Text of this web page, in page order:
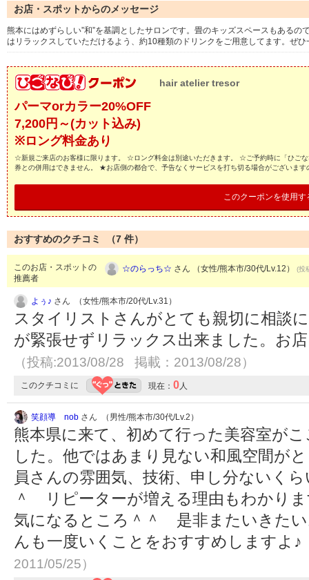
お店・スポットからのメッセージ
熊本にはめずらしい”和”を基調としたサロンです。畳のキッズスペースもある
はリラックスしていただけるよう、約10種類のドリンクをご用意してます。ぜ
hair atelier tresor
パーマorカラー20%OFF
7,200円～(カット込み)
※ロング料金あり
☆新規ご来店のお客様に限ります。 ☆ロング料金は別途いただきます。 ☆ご予約時に「ひご
券との併用はできません。 ★お店側の都合で、予告なくサービスを打ち切る場合がございます
このクーポンを使用す
おすすめのクチコミ （7 件）
このお店・スポットの
推薦者
☆のらっち☆ さん （女性/熊本市/30代/Lv.12） (投
よぅ♪ さん （女性/熊本市/20代/Lv.31）
スタイリストさんがとても親切に相談
が緊張せずリラックス出来ました。お
（投稿:2013/08/28 掲載：2013/08/28）
このクチコミに 現在： 0人
笑顔導 nob さん （男性/熊本市/30代/Lv.2）
熊本県に来て、初めて行った美容室が
した。他ではあまり見ない和風空間が
員さんの雰囲気、技術、申し分ないく
＾ リピーターが増える理由もわかり
気になるところ＾＾ 是非またいきた
んも一度いくことをおすすめしますよ♪
2011/05/25）